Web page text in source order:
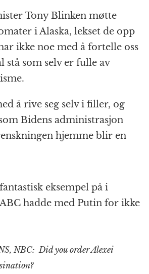
Tony Blinken møtte
i Alaska, lekset de opp
ikke noe med å fortelle oss
stå som selv er fulle av
å rive seg selv i filler, og
Bidens administrasjon
hjemme blir en
eksempel på i
hadde med Putin for ikke
NBC: Did you order Alexei